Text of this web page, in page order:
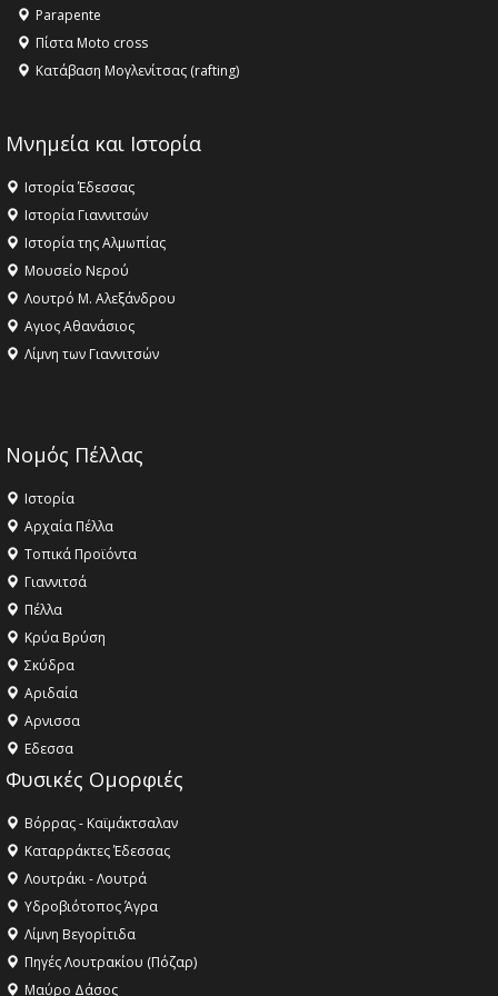
Parapente
Πίστα Moto cross
Κατάβαση Μογλενίτσας (rafting)
Μνημεία και Ιστορία
Ιστορία Έδεσσας
Ιστορία Γιαννιτσών
Ιστορία της Αλμωπίας
Μουσείο Νερού
Λουτρό Μ. Αλεξάνδρου
Αγιος Αθανάσιος
Λίμνη των Γιαννιτσών
Νομός Πέλλας
Ιστορία
Αρχαία Πέλλα
Τοπικά Προϊόντα
Γιαννιτσά
Πέλλα
Κρύα Βρύση
Σκύδρα
Αριδαία
Aρνισσα
Eδεσσα
Φυσικές Ομορφιές
Βόρρας - Καϊμάκτσαλαν
Καταρράκτες Έδεσσας
Λουτράκι - Λουτρά
Υδροβιότοπος Άγρα
Λίμνη Βεγορίτιδα
Πηγές Λουτρακίου (Πόζαρ)
Μαύρο Δάσος